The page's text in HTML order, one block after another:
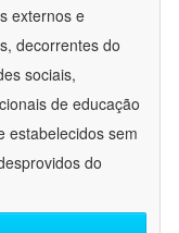
externos e
decorrentes do
sociais,
de educação
estabelecidos sem
do